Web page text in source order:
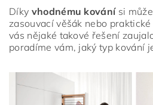
Díky vhodnému kovánísi
zasouvací věšák nebo
vás nějaké takové řešení
poradíme vám, jaký typ kování